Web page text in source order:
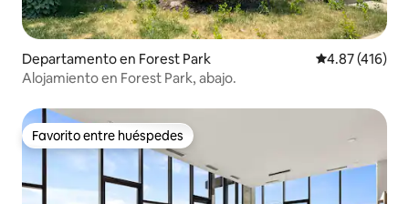
Departamento en Forest Park Calificación
4.87 (416)
Alojamiento en Forest Park, abajo.
Favorito entre huéspedes
Favorito entre huéspedes